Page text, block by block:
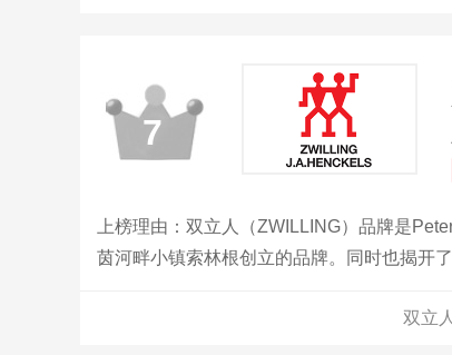
7
上榜理由：双立人（ZWILLING）品牌是
茵河畔小镇索林根创立的品牌。同时也揭开
品，开创了摩登厨房理念，让烹饪成为一种
双立